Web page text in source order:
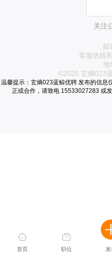
关注
邮
客服热线
地
©2025 玄熵023
温馨提示：玄熵023蓝鲸优聘 发布的信息
正或合作，请致电 15533027283 或
首页 职位